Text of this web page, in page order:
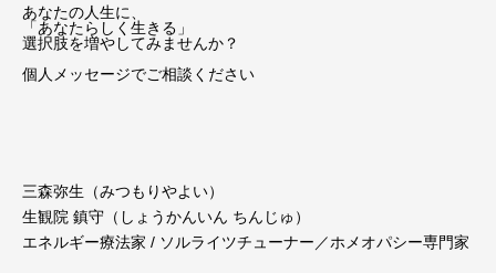
あなたの人生に、
「あなたらしく生きる」
選択肢を増やしてみませんか？
個人メッセージでご相談ください
三森弥生（みつもりやよい）
生観院 鎮守（しょうかんいん ちんじゅ）
エネルギー療法家 / ソルライツチューナー／ホメオパシー専門家